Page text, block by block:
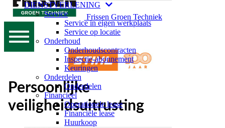
DIENSTVERLENING
Service
Service in eigen werkplaats
Service op locatie
Onderhoud
Onderhoudscontracten
Inspectie-abonnement
Keuringen
Onderdelen
Onderdelen
Financieel
Operationele lease
Financiële lease
Huurkoop
Frissen Groen Techniek
Persoonlijke
veiligheidsuitrusting